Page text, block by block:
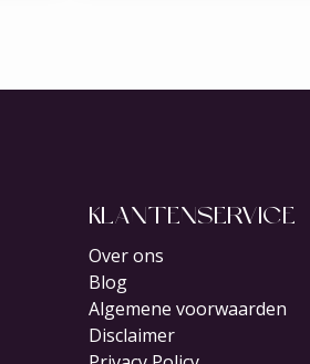
KLANTENSERVICE
Over ons
Blog
Algemene voorwaarden
Disclaimer